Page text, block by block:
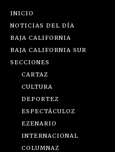
INICIO
NOTICIAS DEL DÍA
BAJA CALIFORNIA
BAJA CALIFORNIA SUR
SECCIONES
CARTAZ
CULTURA
DEPORTEZ
ESPECTÁCULOZ
EZENARIO
INTERNACIONAL
COLUMNAZ